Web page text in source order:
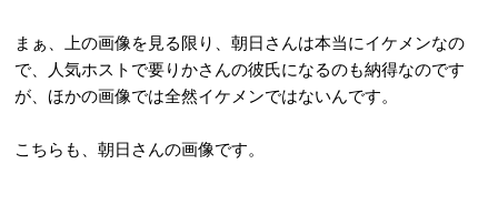
まぁ、上の画像を見る限り、朝日さんは本当にイケメンなの
で、人気ホストで要りかさんの彼氏になるのも納得なのです
が、ほかの画像では全然イケメンではないんです。
こちらも、朝日さんの画像です。